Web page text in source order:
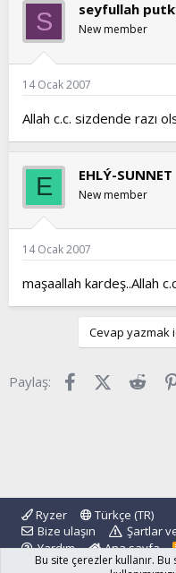
S seyfullah
New member
14 Ocak 2007
Allah c.c. sizdende razı
E EHLÝ-SUNNET
New member
14 Ocak 2007
maşaallah kardeş..Allah
Cevap yazmak
Paylaş: Facebook
X
Ryzer
Türkçe (TR)
Bize ulaşın
Şartlar
Yardım
Ana sayfa
Bu site çerezler kullanır.